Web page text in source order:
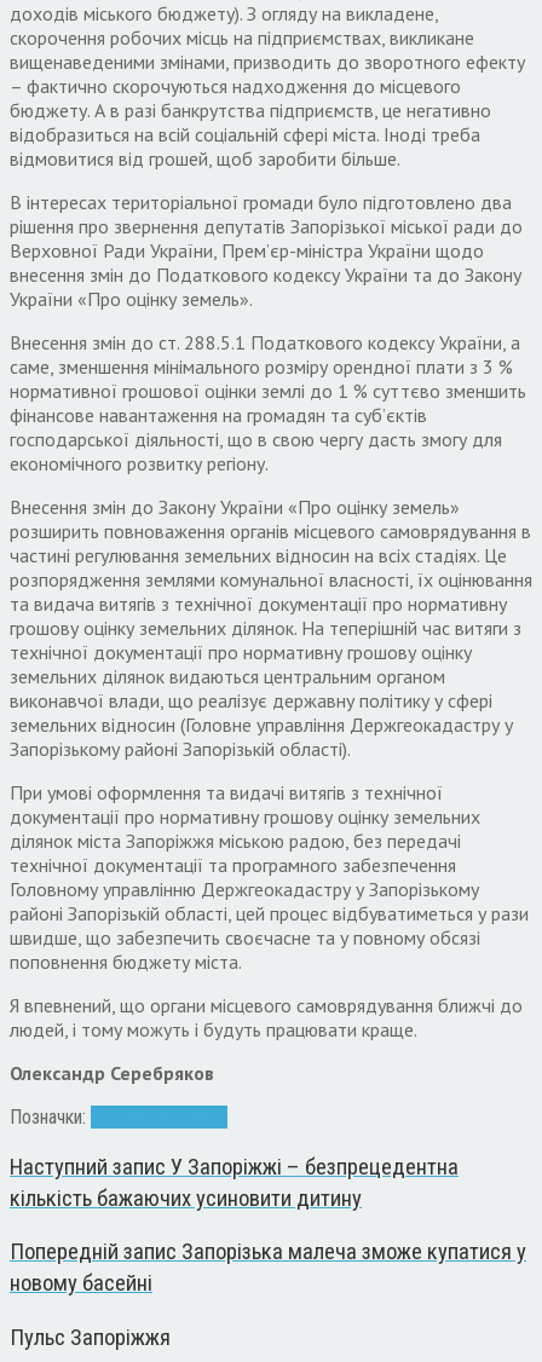
доходів міського бюджету). З огляду на викладене,
скорочення робочих місць на підприємствах, викликане
вищенаведеними змінами, призводить до зворотного ефекту
– фактично скорочуються надходження до місцевого
бюджету. А в разі банкрутства підприємств, це негативно
відобразиться на всій соціальній сфері міста. Іноді треба
відмовитися від грошей, щоб заробити більше.
В інтересах територіальної громади було підготовлено два
рішення про звернення депутатів Запорізької міської ради до
Верховної Ради України, Прем’єр-міністра України щодо
внесення змін до Податкового кодексу України та до Закону
України «Про оцінку земель».
Внесення змін до ст. 288.5.1 Податкового кодексу України, а
саме, зменшення мінімального розміру орендної плати з 3 %
нормативної грошової оцінки землі до 1 % суттєво зменшить
фінансове навантаження на громадян та суб’єктів
господарської діяльності, що в свою чергу дасть змогу для
економічного розвитку регіону.
Внесення змін до Закону України «Про оцінку земель»
розширить повноваження органів місцевого самоврядування в
частині регулювання земельних відносин на всіх стадіях. Це
розпорядження землями комунальної власності, їх оцінювання
та видача витягів з технічної документації про нормативну
грошову оцінку земельних ділянок. На теперішній час витяги з
технічної документації про нормативну грошову оцінку
земельних ділянок видаються центральним органом
виконавчої влади, що реалізує державну політику у сфері
земельних відносин (Головне управління Держгеокадастру у
Запорізькому районі Запорізькій області).
При умові оформлення та видачі витягів з технічної
документації про нормативну грошову оцінку земельних
ділянок міста Запоріжжя міською радою, без передачі
технічної документації та програмного забезпечення
Головному управлінню Держгеокадастру у Запорізькому
районі Запорізькій області, цей процес відбуватиметься у рази
швидше, що забезпечить своєчасне та у повному обсязі
поповнення бюджету міста.
Я впевнений, що органи місцевого самоврядування ближчі до
людей, і тому можуть і будуть працювати краще.
Олександр Серебряков
Позначки:
Наступний запис У Запоріжжі – безпрецедентна
кількість бажаючих усиновити дитину
Попередній запис Запорізька малеча зможе купатися у
новому басейні
Пульс Запоріжжя